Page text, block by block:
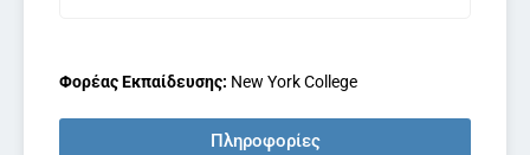
Φορέας Εκπαίδευσης: New York College
Πληροφορίες